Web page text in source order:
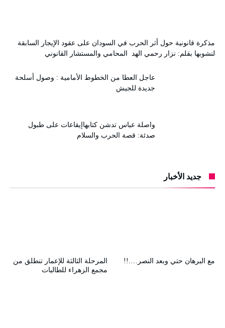
مذكرة قانونية حول أثر الحرب في السودان على عقود الإيجار السابقة
لنشوبها بقلم: نزار رحمي الهد المحامي والمستشار القانوني
عاجل العطا من الخطوط الأمامية : وصول أسلحة
جديدة للجيش
واصلة عباس تدشن كتابهاإيقاعات على طبول
صدئة: قصة الحرب والسلام
جديد الأخبار
المرحلة الثالثة للإعمار تنطلق من
مجمع الزهراء للطالبات
مع البرهان حتي وبعد النصر….!!